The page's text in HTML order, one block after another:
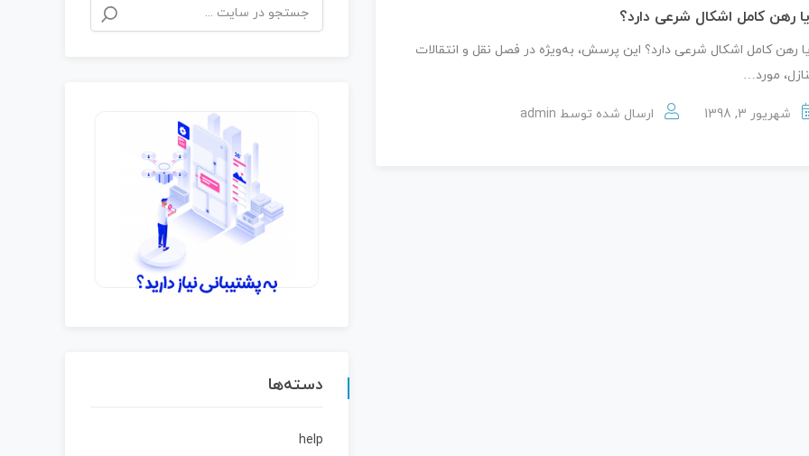
رهن کامل اشکال شرعی دارد؟
رهن کامل اشکال شرعی دارد؟ این پرسش، به‌ویژه در فصل نقل و انتقالات
مورد…
شهریور 3, 1398 ارسال شده توسط admin
دسته‌ها
help